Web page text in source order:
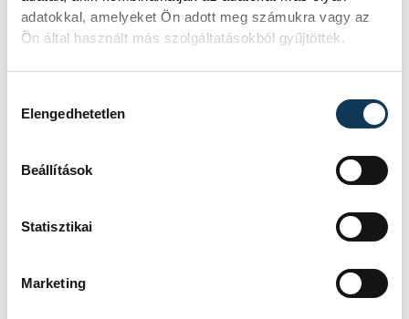
adatokkal, amelyeket Ön adott meg számukra vagy az
Ön által használt más szolgáltatásokból gyűjtöttek.
Elengedhetetlen
Beállítások
Statisztikai
Marketing
vehir.hu